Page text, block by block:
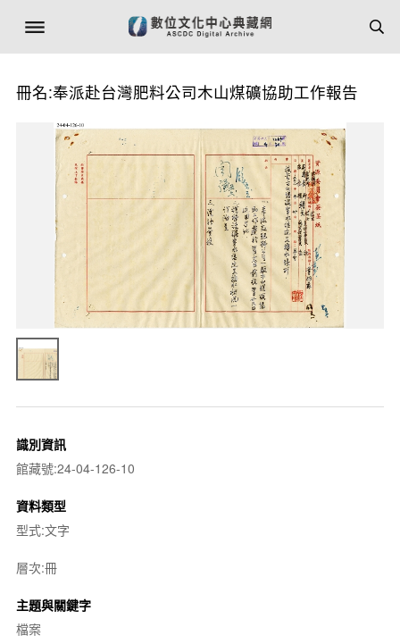
冊名:奉派赴台灣肥料公司木山煤礦協助工作報告
識別資訊
館藏號:24-04-126-10
資料類型
型式:文字
層次:冊
主題與關鍵字
檔案